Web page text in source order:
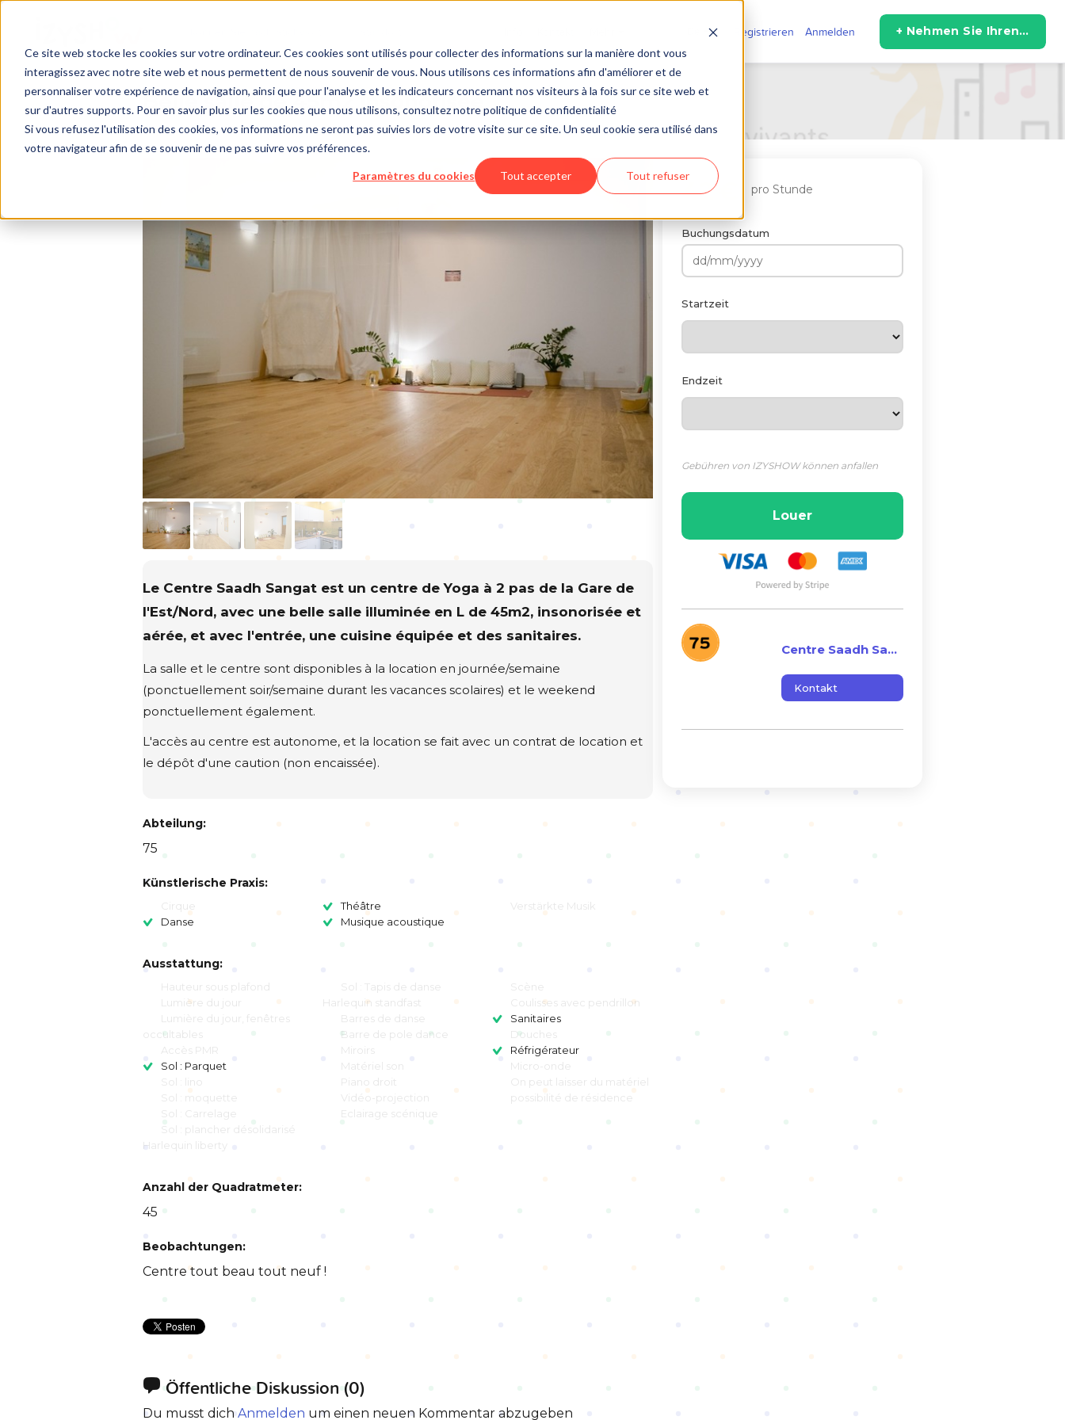
Ce site web stocke les cookies sur votre ordinateur. Ces cookies sont utilisés pour collecter des informations sur la manière dont vous
interagissez avec notre site web et nous permettent de nous souvenir de vous. Nous utilisons ces informations afin d'améliorer et de
personnaliser votre expérience de navigation, ainsi que pour l'analyse et les indicateurs concernant nos visiteurs à la fois sur ce site web et
sur d'autres supports. Pour en savoir plus sur les cookies que nous utilisons, consultez notre politique de confidentialité
Si vous refusez l'utilisation des cookies, vos informations ne seront pas suivies lors de votre visite sur ce site. Un seul cookie sera utilisé dans
votre navigateur afin de se souvenir de ne pas suivre vos préférences.
Paramètres du cookies Tout accepter Tout refuser
Registrieren Anmelden + Nehmen Sie Ihren Raum auf
Belle salle de 45m2 insonorisée
Le Centre Saadh Sangat est un centre de Yoga à 2 pas de la Gare de
l'Est/Nord, avec une belle salle illuminée en L de 45m2, insonorisée et
aérée, et avec l'entrée, une cuisine équipée et des sanitaires.
La salle et le centre sont disponibles à la location en journée/semaine
(ponctuellement soir/semaine durant les vacances scolaires) et le weekend
ponctuellement également.
L'accès au centre est autonome, et la location se fait avec un contrat de location et
le dépôt d'une caution (non encaissée).
Abteilung:
75
Künstlerische Praxis:
Cirque
Danse
Théâtre
Musique acoustique
Verstärkte Musik
Ausstattung:
Hauteur sous plafond
Lumière du jour
Lumière du jour, fenêtres
occultables
Accès PMR
Sol : Parquet
Sol : lino
Sol : moquette
Sol : Carrelage
Sol : plancher désolidarisé
Harlequin liberty
Sol : Tapis de danse
Harlequin standfast
Barres de danse
Barre de pole dance
Miroirs
Matériel son
Piano droit
Vidéo-projection
Eclairage scénique
Scène
Coulisses avec pendrillon
Sanitaires
Douches
Réfrigérateur
Micro-onde
On peut laisser du matériel
possibilité de résidence
Anzahl der Quadratmeter:
45
Beobachtungen:
Centre tout beau tout neuf !
Öffentliche Diskussion (0)
Du musst dich Anmelden um einen neuen Kommentar abzugeben
42 € pro Stunde
Buchungsdatum
Startzeit
Endzeit
Gebühren von IZYSHOW können anfallen
Louer
Centre Saadh Sangat
Kontakt